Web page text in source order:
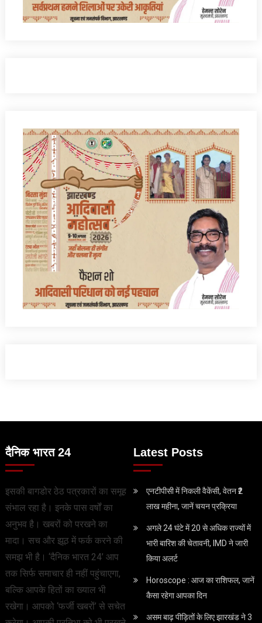
दैनिक भारत 24
इसकी बागडोर ठेठ पत्रकारों का समूह
संभाल रहा है। इनके पास वर्षों का
अनुभव है। खबरों को परखने का
मादा। सच और झूठ में फर्क करने की
समझ भी है। ‘दैनिक भारत 24’ आप
तक सिर्फ समाचार ही नहीं पहुंचाएगा,
बल्कि आपके हितों का ख्याल भी
रखेगा। आपको ‘फर्जी खबरों’ से सचेत
Latest Posts
एनटीपीसी में निकली वैकेंसी, वेतन ₹2
लाख महीना, जानें चयन प्रक्रिया
अगले 24 घंटे में 20 से अधिक राज्यों में
भारी बारिश की चेतावनी, IMD ने जारी
किया अलर्ट
Horoscope : आज का राशिफल, जानें
कैसा रहेगा आपका दिन
असम बाढ़ पीड़ितों के लिए झारखंड ने 3